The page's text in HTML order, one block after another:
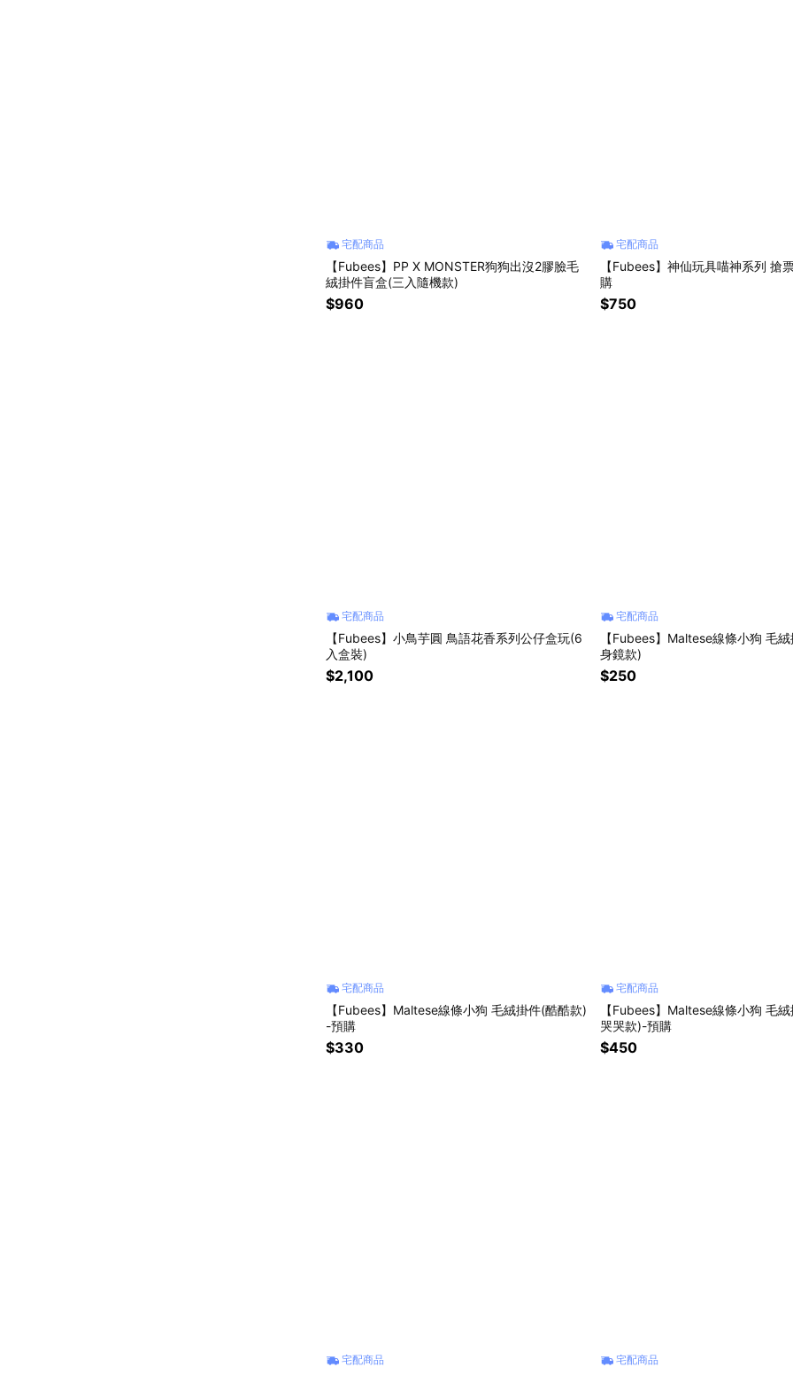
宅配商品
【Fubees】PP X MONSTER狗狗出沒2膠臉毛
絨掛件盲盒(三入隨機款)
$960
宅配商品
【Fubees】神仙玩具喵神系列 搶
購
$750
宅配商品
【Fubees】小鳥芋圓 鳥語花香系列公仔盒玩(6
入盒裝)
$2,100
宅配商品
【Fubees】Maltese線條小狗 毛
身鏡款)
$250
宅配商品
【Fubees】Maltese線條小狗 毛絨掛件(酷酷款)
-預購
$330
宅配商品
【Fubees】Maltese線條小狗 毛
哭哭款)-預購
$450
宅配商品 宅配商品